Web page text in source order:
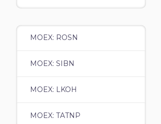
MOEX: ROSN
MOEX: SIBN
MOEX: LKOH
MOEX: TATNP